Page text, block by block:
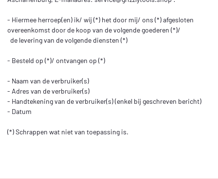
- Hiermee herroep(en) ik/ wij (*) het door mij/ ons (*) afgesloten
overeenkomst door de koop van de volgende goederen (*)/
de levering van de volgende diensten (*)
- Besteld op (*)/ ontvangen op (*)
- Naam van de verbruiker(s)
- Adres van de verbruiker(s)
- Handtekening van de verbruiker(s) (enkel bij geschreven bericht)
- Datum
(*) Schrappen wat niet van toepassing is.